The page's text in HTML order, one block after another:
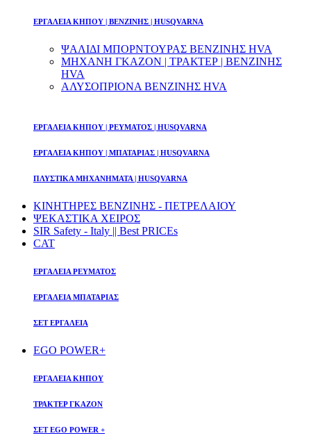
ΕΡΓΑΛΕΙΑ ΚΗΠΟΥ | ΒΕΝΖΙΝΗΣ | HUSQVARNA
ΨΑΛΙΔΙ ΜΠΟΡΝΤΟΥΡΑΣ ΒΕΝΖΙΝΗΣ HVA
ΜΗΧΑΝΗ ΓΚΑΖΟΝ | ΤΡΑΚΤΕΡ | ΒΕΝΖΙΝΗΣ
HVA
ΑΛΥΣΟΠΡΙΟΝΑ ΒΕΝΖΙΝΗΣ HVA
ΕΡΓΑΛΕΙΑ ΚΗΠΟΥ | ΡΕΥΜΑΤΟΣ | HUSQVARNA
ΕΡΓΑΛΕΙΑ ΚΗΠΟΥ | ΜΠΑΤΑΡΙΑΣ | HUSQVARNA
ΠΛΥΣΤΙΚΑ ΜΗΧΑΝΗΜΑΤΑ | HUSQVARNA
ΚΙΝΗΤΗΡΕΣ ΒΕΝΖΙΝΗΣ - ΠΕΤΡΕΛΑΙΟΥ
ΨΕΚΑΣΤΙΚΑ ΧΕΙΡΟΣ
SIR Safety - Italy || Best PRICEs
CAT
ΕΡΓΑΛΕΙΑ ΡΕΥΜΑΤΟΣ
ΕΡΓΑΛΕΙΑ ΜΠΑΤΑΡΙΑΣ
ΣΕΤ ΕΡΓΑΛΕΙΑ
EGO POWER+
ΕΡΓΑΛΕΙΑ ΚΗΠΟΥ
ΤΡΑΚΤΕΡ ΓΚΑΖΟΝ
ΣΕΤ EGO POWER +